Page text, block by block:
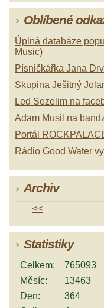
Oblíbené
Úplná databáze
Music)
Písničkářka Jana
Skupina Ješitný
Led Sezelim na
Adam Musil na
Portál
Rádio Good Water
Archiv
<<
Statistiky
Celkem:
765093
Měsíc:
13463
Den:
364